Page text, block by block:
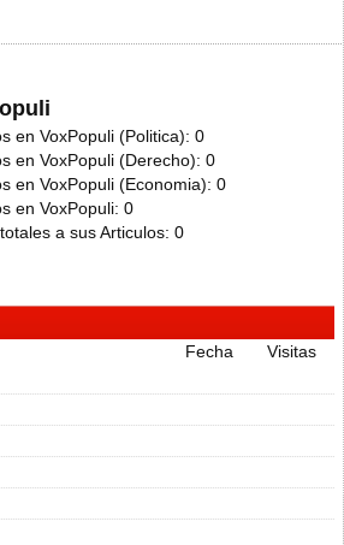
en VoxPopuli (Politica): 0
en VoxPopuli (Derecho): 0
en VoxPopuli (Economia): 0
en VoxPopuli: 0
a sus Articulos: 0
Fecha
Visitas